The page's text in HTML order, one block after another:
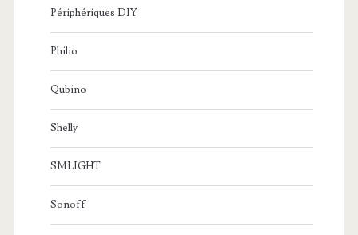
Périphériques DIY
Philio
Qubino
Shelly
SMLIGHT
Sonoff